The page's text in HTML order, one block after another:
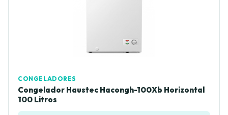
CONGELADORES
Congelador Haustec Hacongh-100Xb Horizontal
100 Litros